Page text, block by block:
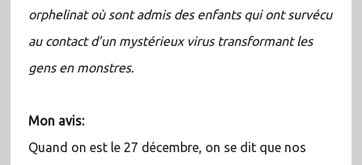
orphelinat où sont admis des enfants qui ont survécu
au contact d’un mystérieux virus transformant les
gens en monstres.
Mon avis:
Quand on est le 27 décembre, on se dit que nos